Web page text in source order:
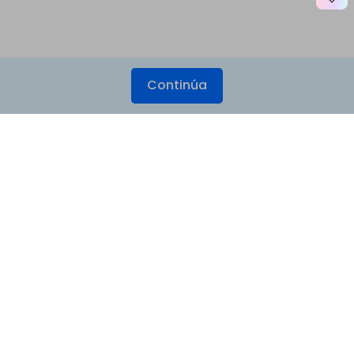
Continúa